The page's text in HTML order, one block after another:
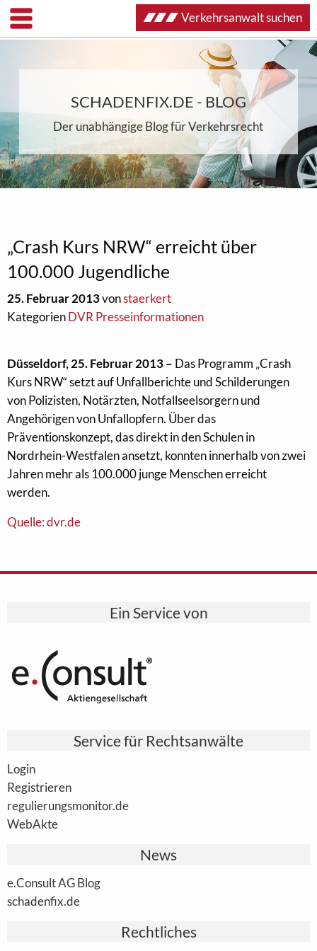
SCHADENFIX.DE - BLOG
Der unabhängige Blog für Verkehrsrecht
„Crash Kurs NRW“ erreicht über
100.000 Jugendliche
25. Februar 2013vonstaerkert
KategorienDVR Presseinformationen
Düsseldorf, 25. Februar 2013 – Das Programm „Crash
Kurs NRW“ setzt auf Unfallberichte und Schilderungen
von Polizisten, Notärzten, Notfallseelsorgern und
Angehörigen von Unfallopfern. Über das
Präventionskonzept, das direkt in den Schulen in
Nordrhein-Westfalen ansetzt, konnten innerhalb von zwei
Jahren mehr als 100.000 junge Menschen erreicht
werden.
Quelle: dvr.de
Ein Service von
Service für Rechtsanwälte
Login
Registrieren
regulierungsmonitor.de
WebAkte
News
e.Consult AG Blog
schadenfix.de
Rechtliches
Verkehrsanwalt suchen